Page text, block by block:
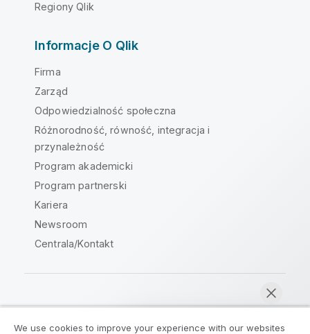
Regiony Qlik
Informacje O Qlik
Firma
Zarząd
Odpowiedzialność społeczna
Różnorodność, równość, integracja i
przynależność
Program akademicki
Program partnerski
Kariera
Newsroom
Centrala/Kontakt
We use cookies to improve your experience with our websites